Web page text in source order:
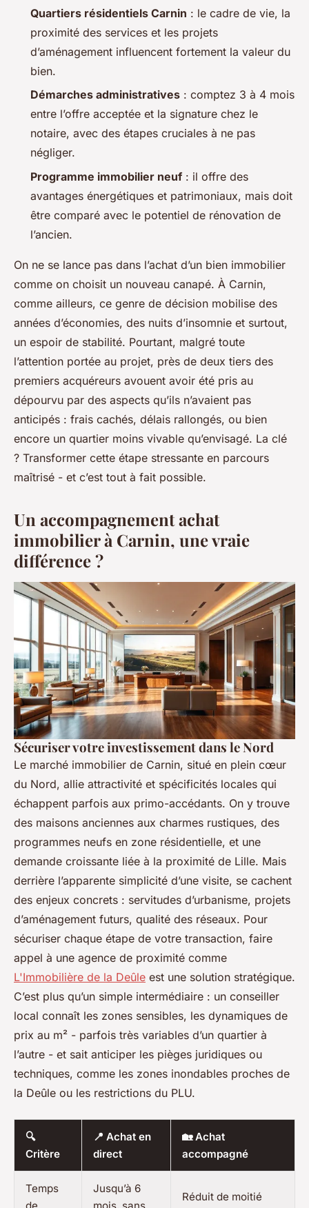
Quartiers résidentiels Carnin : le cadre de vie, la
proximité des services et les projets
d’aménagement influencent fortement la valeur du
bien.
Démarches administratives : comptez 3 à 4 mois
entre l’offre acceptée et la signature chez le
notaire, avec des étapes cruciales à ne pas
négliger.
Programme immobilier neuf : il offre des
avantages énergétiques et patrimoniaux, mais doit
être comparé avec le potentiel de rénovation de
l’ancien.
On ne se lance pas dans l’achat d’un bien immobilier
comme on choisit un nouveau canapé. À Carnin,
comme ailleurs, ce genre de décision mobilise des
années d’économies, des nuits d’insomnie et surtout,
un espoir de stabilité. Pourtant, malgré toute
l’attention portée au projet, près de deux tiers des
premiers acquéreurs avouent avoir été pris au
dépourvu par des aspects qu’ils n’avaient pas
anticipés : frais cachés, délais rallongés, ou bien
encore un quartier moins vivable qu’envisagé. La clé
? Transformer cette étape stressante en parcours
maîtrisé - et c’est tout à fait possible.
Un accompagnement achat
immobilier à Carnin, une vraie
différence ?
Sécuriser votre investissement dans le Nord
Le marché immobilier de Carnin, situé en plein cœur
du Nord, allie attractivité et spécificités locales qui
échappent parfois aux primo-accédants. On y trouve
des maisons anciennes aux charmes rustiques, des
programmes neufs en zone résidentielle, et une
demande croissante liée à la proximité de Lille. Mais
derrière l’apparente simplicité d’une visite, se cachent
des enjeux concrets : servitudes d’urbanisme, projets
d’aménagement futurs, qualité des réseaux. Pour
sécuriser chaque étape de votre transaction, faire
appel à une agence de proximité comme
L'Immobilière de la Deûle est une solution stratégique.
C’est plus qu’un simple intermédiaire : un conseiller
local connaît les zones sensibles, les dynamiques de
prix au m² - parfois très variables d’un quartier à
l’autre - et sait anticiper les pièges juridiques ou
techniques, comme les zones inondables proches de
la Deûle ou les restrictions du PLU.
🔍
Critère
📍 Achat en
direct
🏡 Achat
accompagné
Temps
Jusqu’à 6
Réduit de moitié